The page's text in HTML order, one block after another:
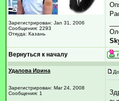
Зарегистрирован: Jan 31, 2006
Сообщения: 2293
Откуда: Казань
Вернуться к началу
Удалова Ирина
Зарегистрирован: Mar 24, 2008
Сообщения: 1